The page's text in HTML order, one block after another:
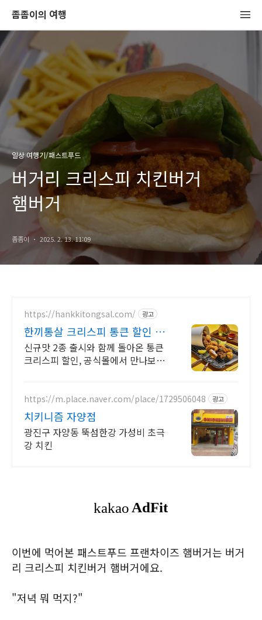
좀좀이의 여행
일상 여행기/패스트푸드
버거리 크리스피 치킨버거
햄버거
좀좀이 2025. 2. 13. 11:09
https://hankkitongsal.com/ 광고
한끼통살 크리스피 통큰 할인 클
리어런스 ~70% 상품까지
신규맛 2종 출시와 함께 돌아온 통큰
크리스피 할인, 공식몰에서 만나보세
https://m.place.naver.com/place/1729506048 광고
치키니즘 자양점
광진구 자양동 뚝섬한강 가성비 초극
강 치킨
이번에 먹어본 패스트푸드 프랜차이즈 햄버거는 버거
리 크리스피 치킨버거 햄버거에요.
"저녁 뭐 먹지?"